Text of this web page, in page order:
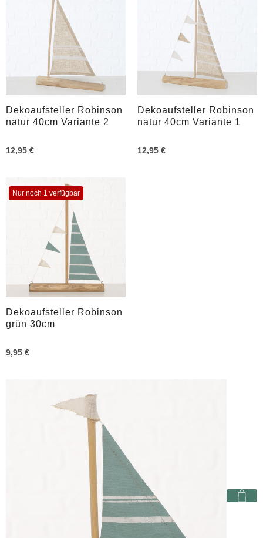
Dekoaufsteller Robinson
natur 40cm Variante 2
12,95 €
Dekoaufsteller Robinson
natur 40cm Variante 1
12,95 €
Nur noch 1 verfügbar
Dekoaufsteller Robinson
grün 30cm
9,95 €